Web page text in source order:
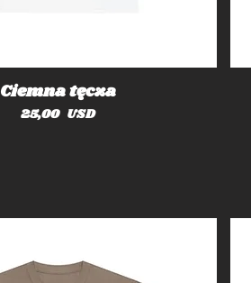
Ciemna tęcza
Cena
25,00 USD